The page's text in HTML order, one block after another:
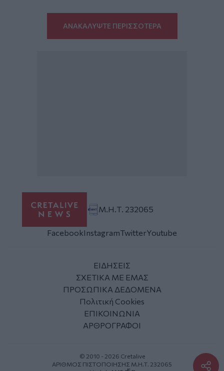
ΑΝΑΚΑΛΥΨΤΕ ΠΕΡΙΣΣΟΤΕΡΑ
Μ.Η.Τ. 232065
FacebookInstagramTwitterYoutube
ΕΙΔΗΣΕΙΣ
ΣΧΕΤΙΚΑ ΜΕ ΕΜΑΣ
ΠΡΟΣΩΠΙΚΑ ΔΕΔΟΜΕΝΑ
Πολιτική Cookies
ΕΠΙΚΟΙΝΩΝΙΑ
ΑΡΘΡΟΓΡΑΦΟΙ
© 2010 - 2026 Cretalive
ΑΡΙΘΜΟΣ ΠΙΣΤΟΠΟΙΗΣΗΣ Μ.Η.Τ. 232065